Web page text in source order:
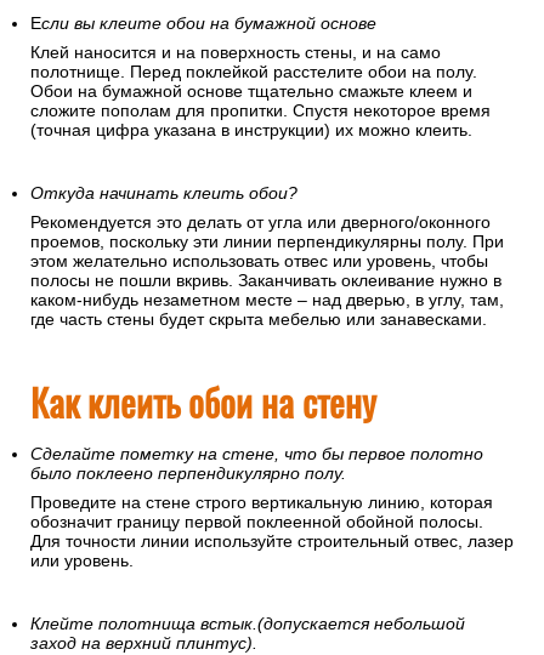
Если вы клеите обои на бумажной основе
Клей наносится и на поверхность стены, и на само
полотнище. Перед поклейкой расстелите обои на полу.
Обои на бумажной основе тщательно смажьте клеем и
сложите пополам для пропитки. Спустя некоторое время
(точная цифра указана в инструкции) их можно клеить.
Откуда начинать клеить обои?
Рекомендуется это делать от угла или дверного/оконного
проемов, поскольку эти линии перпендикулярны полу. При
этом желательно использовать отвес или уровень, чтобы
полосы не пошли вкривь. Заканчивать оклеивание нужно в
каком-нибудь незаметном месте – над дверью, в углу, там,
где часть стены будет скрыта мебелью или занавесками.
Как клеить обои на стену
Сделайте пометку на стене, что бы первое полотно
было поклеено перпендикулярно полу.
Проведите на стене строго вертикальную линию, которая
обозначит границу первой поклеенной обойной полосы.
Для точности линии используйте строительный отвес, лазер
или уровень.
Клейте полотнища встык.(допускается небольшой
заход на верхний плинтус).